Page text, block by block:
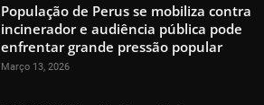
População de Perus se mobiliza contra
incinerador e audiência pública pode
enfrentar grande pressão popular
Março 13, 2026